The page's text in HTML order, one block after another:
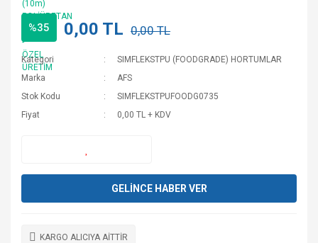
%35 0,00 TL 0,00 TL
Kategori
SIMFLEKSTPU (FOODGRADE) HORTUMLAR
Marka
AFS
Stok Kodu
SIMFLEKSTPUFOODG0735
Fiyat
0,00 TL + KDV
GELİNCE HABER VER
KARGO ALICIYA AİTTİR